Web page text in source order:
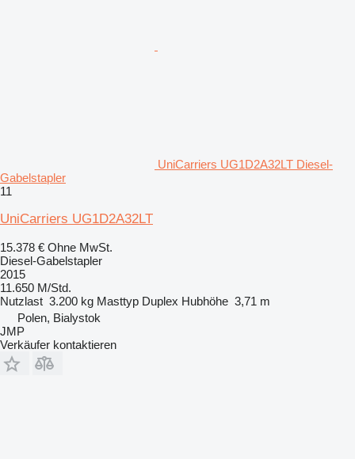
UniCarriers UG1D2A32LT Diesel-
Gabelstapler
11
UniCarriers UG1D2A32LT
15.378 € Ohne MwSt.
Diesel-Gabelstapler
2015
11.650 M/Std.
Nutzlast 3.200 kg Masttyp Duplex Hubhöhe 3,71 m
Polen, Bialystok
JMP
Verkäufer kontaktieren